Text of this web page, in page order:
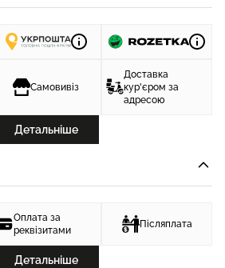
Самовивіз
Доставка
кур'єром за
адресою
Детальніше
Оплата за
реквізитами
Післяплата
Детальніше